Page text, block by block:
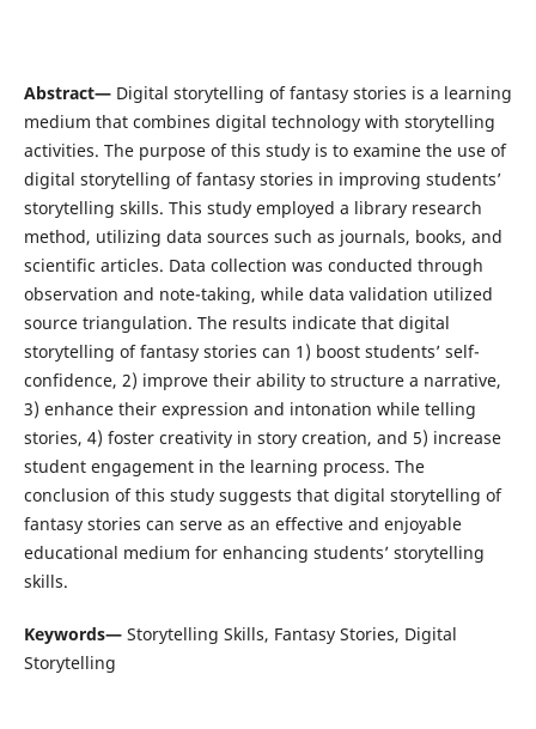
Abstract—Digital storytelling of fantasy stories is a learning
medium that combines digital technology with storytelling
activities. The purpose of this study is to examine the use of
digital storytelling of fantasy stories in improving students’
storytelling skills. This study employed a library research
method, utilizing data sources such as journals, books, and
scientific articles. Data collection was conducted through
observation and note-taking, while data validation utilized
source triangulation. The results indicate that digital
storytelling of fantasy stories can 1) boost students’ self-
confidence, 2) improve their ability to structure a narrative,
3) enhance their expression and intonation while telling
stories, 4) foster creativity in story creation, and 5) increase
student engagement in the learning process. The
conclusion of this study suggests that digital storytelling of
fantasy stories can serve as an effective and enjoyable
educational medium for enhancing students’ storytelling
skills.
Keywords— Storytelling Skills, Fantasy Stories, Digital
Storytelling